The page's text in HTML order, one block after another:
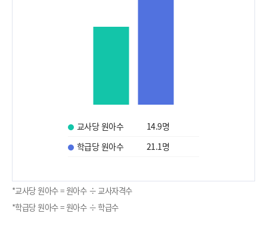
교사당 원아수 14.9명
학급당 원아수
21.1명
*교사당 원아수 = 원아수 ÷ 교사자격수
*학급당 원아수 = 원아수 ÷ 학급수